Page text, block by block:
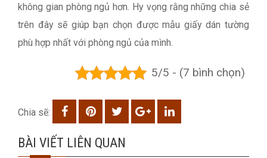
không gian phòng ngủ hơn. Hy vọng rằng những chia sẻ
trên đây sẽ giúp bạn chọn được mẫu giấy dán tường
phù hợp nhất với phòng ngủ của mình.
5/5 - (7 bình chọn)
Chia sẽ:
BÀI VIẾT LIÊN QUAN